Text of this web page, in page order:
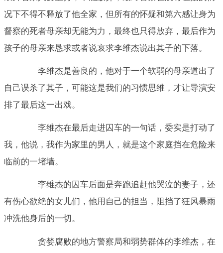
况下不得不释放了他全家，但所有的怀疑和第六感让身为
督察的死者母亲却无能为力，最终也只得放弃，最后作为
孩子的母亲来恳求或者说哀求李维杰说出其子的下落。
李维杰是善良的，他对于一个软弱的母亲道出了
自己误杀了其子，可能这是我们的习惯思维，才让导演安
排了最后这一出戏。
李维杰在最后走进囚车的一句话，委实是打动了
我，他说，我作为家里的男人，就是这个家庭挡在危险来
临前的一堵墙。
李维杰的囚车后面是奔跑追赶他哭泣的妻子，还
有伤心欲绝的女儿们，他用自己的担当，阻挡了狂风暴雨
冲洗他身后的一切。
贪婪腐败的地方警察局和弱势群体的李维杰，在